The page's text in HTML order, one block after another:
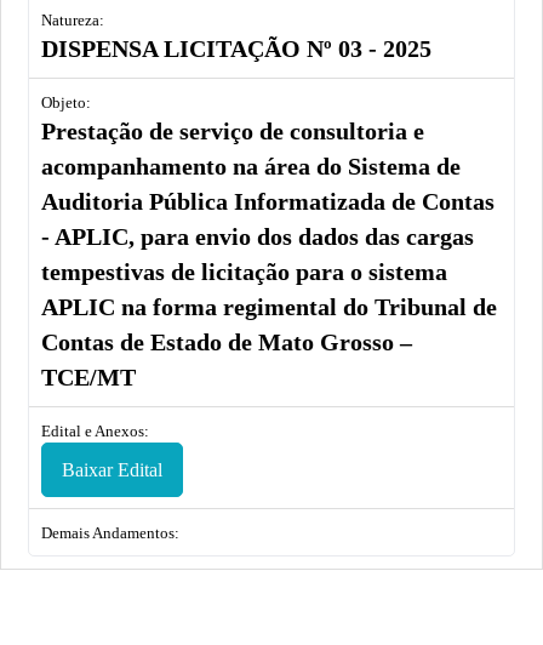
Natureza
DISPENSA LICITAÇÃO Nº 03 - 2025
Objeto
Prestação de serviço de consultoria e
acompanhamento na área do Sistema de
Auditoria Pública Informatizada de Contas
- APLIC, para envio dos dados das cargas
tempestivas de licitação para o sistema
APLIC na forma regimental do Tribunal de
Contas de Estado de Mato Grosso –
TCE/MT
Edital e Anexos
Baixar Edital
Demais Andamentos